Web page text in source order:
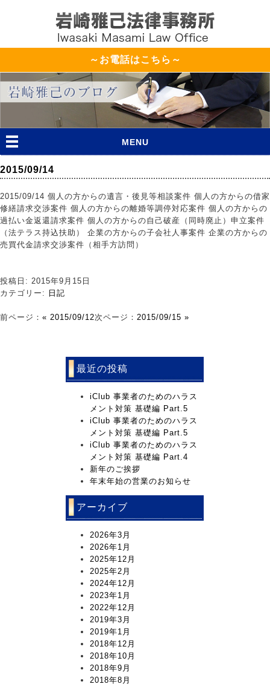
～お電話はこちら～
MENU
2015/09/14
2015/09/14 個人の方からの遺言・後見等相談案件 個人の方からの借家
修繕請求交渉案件 個人の方からの離婚等調停対応案件 個人の方からの
過払い金返還請求案件 個人の方からの自己破産（同時廃止）申立案件
（法テラス持込扶助） 企業の方からの子会社人事案件 企業の方からの
売買代金請求交渉案件（相手方訪問）
投稿日: 2015年9月15日
カテゴリー: 日記
前ページ： « 2015/09/12次ページ： 2015/09/15 »
最近の投稿
iClub 事業者のためのハラス
メント対策 基礎編 Part.5
iClub 事業者のためのハラス
メント対策 基礎編 Part.5
iClub 事業者のためのハラス
メント対策 基礎編 Part.4
新年のご挨拶
年末年始の営業のお知らせ
アーカイブ
2026年3月
2026年1月
2025年12月
2025年2月
2024年12月
2023年1月
2022年12月
2019年3月
2019年1月
2018年12月
2018年10月
2018年9月
2018年8月